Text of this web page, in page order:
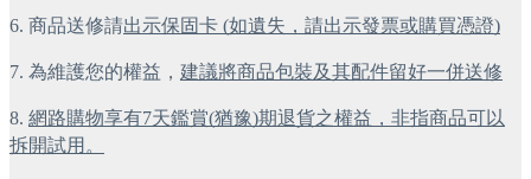
6. 商品送修請出示保固卡 (如遺失，請出示發票或購買憑證)
7. 為維護您的權益， 建議將商品包裝及其配件留好一併送修
8. 網路購物享有7天鑑賞(猶豫)期退貨之權益，非指商品可以
拆開試用。